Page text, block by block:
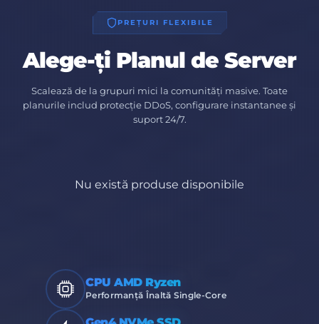
PREȚURI FLEXIBILE
Alege-ți Planul de Server
Scalează de la grupuri mici la comunități masive. Toate
planurile includ protecție DDoS, configurare instantanee și
suport 24/7.
Nu există produse disponibile
CPU AMD Ryzen
Performanță Înaltă Single-Core